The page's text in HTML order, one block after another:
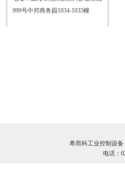
999号中邦商务园1034-1035幢
希而科工业控制设
电话：